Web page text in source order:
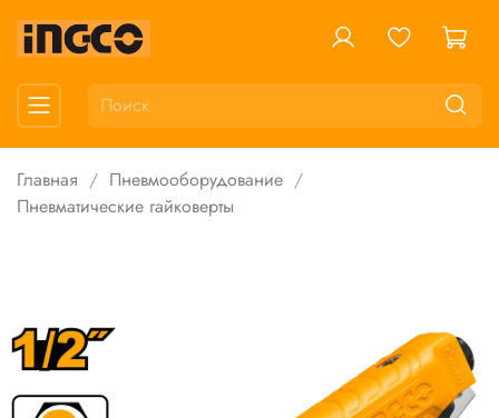
Главная
Пневмооборудование
Пневматические гайковерты